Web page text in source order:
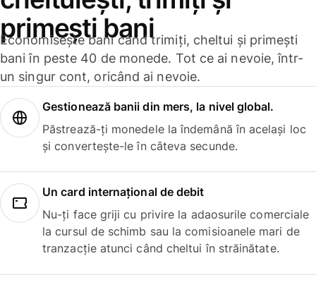
primești bani
Economisește bani când trimiți, cheltui și primești
bani în peste 40 de monede. Tot ce ai nevoie, într-
un singur cont, oricând ai nevoie.
Gestionează banii din mers, la nivel global.
Păstrează-ți monedele la îndemână în același loc
și convertește-le în câteva secunde.
Un card internațional de debit
Nu-ți face griji cu privire la adaosurile comerciale
la cursul de schimb sau la comisioanele mari de
tranzacție atunci când cheltui în străinătate.